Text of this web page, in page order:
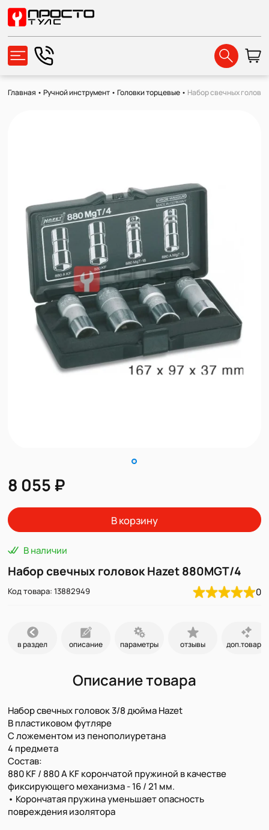
Главная •Ручной инструмент •Головки торцевые • Набор свечных
8 055 ₽
В корзину
В наличии
Набор свечных головок Hazet 880MGT/4
Код товара: 13882949 0
в раздел описание параметры отзывы доп.товары
Описание товара
Набор свечных головок 3/8 дюйма Hazet
В пластиковом футляре
С ложементом из пенополиуретана
4 предмета
Состав:
880 KF / 880 A KF корончатой пружиной в качестве
фиксирующего механизма - 16 / 21 мм.
• Корончатая пружина уменьшает опасность
повреждения изолятора